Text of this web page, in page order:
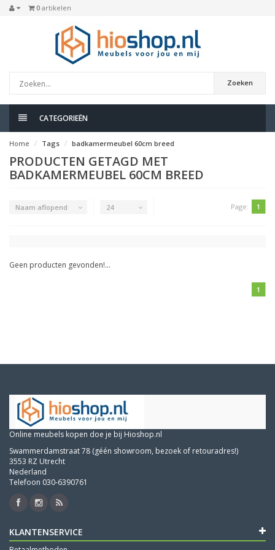
0 artikelen
Zoeken
CATEGORIEËN
Home Tags badkamermeubel 60cm breed
PRODUCTEN GETAGD MET
BADKAMERMEUBEL 60CM BREED
Naam aflopend 24 Page: 1
Geen producten gevonden!...
1
Online meubels kopen doe je bij Hioshop.nl
Swammerdamstraat 78 (géén showroom, bezoek of retouradres!)
3553 RZ Utrecht
Nederland
Telefoon 030-6390761
KLANTENSERVICE